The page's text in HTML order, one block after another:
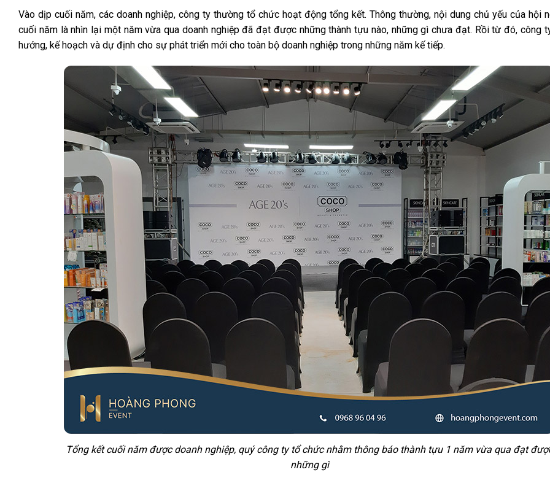
Vào dịp cuối năm, các doanh nghiệp, công ty thường tổ chức hoạt động tổng kết. Thông thường, nội dung chủ yếu của hội
cuối năm là nhìn lại một năm vừa qua doanh nghiệp đã đạt được những thành tựu nào, những gì chưa đạt. Rồi từ đó, công
hướng, kế hoạch và dự định cho sự phát triển mới cho toàn bộ doanh nghiệp trong những năm kế tiếp.
Tổng kết cuối năm được doanh nghiệp, quý công ty tổ chức nhằm thông báo thành tựu 1 năm vừa qua đạt
những gì